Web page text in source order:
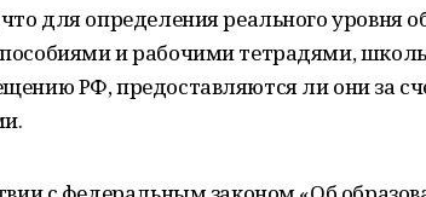
для определения реального уровня
и рабочими тетрадями,
РФ, предоставляются ли они за